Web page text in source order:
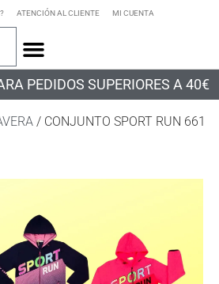
ATENCIÓN AL CLIENTE MI CUENTA
PEDIDOS SUPERIORES A 40€
/ CONJUNTO SPORT RUN 661